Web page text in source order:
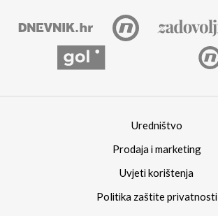
Uredništvo
Prodaja i marketing
Uvjeti korištenja
Politika zaštite privatnosti